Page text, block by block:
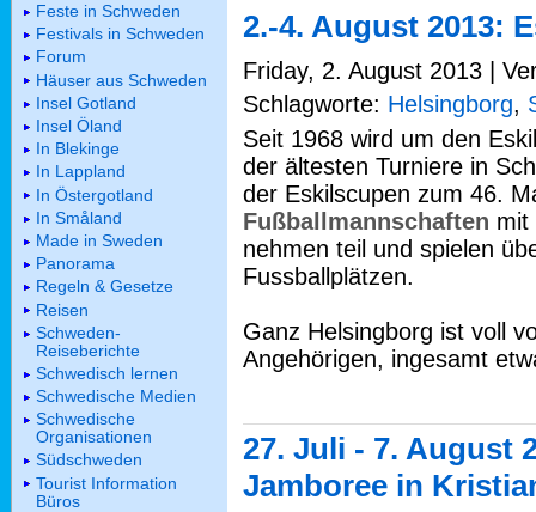
2.-4. August 2013:
Friday, 2. August 2013 |
Schlagworte: Helsingborg,
Seit 1968 wird um den
der ältesten Turniere in
der Eskilscupen zum 46.
Fußballmannschaften mit
nehmen teil und spielen
Fussballplätzen.
Ganz Helsingborg ist voll
Angehörigen, ingesamt
27. Juli - 7. August
Jamboree in
Feste in Schweden
Festivals in Schweden
Forum
Häuser aus Schweden
Insel Gotland
Insel Öland
In Blekinge
In Lappland
In Östergotland
In Småland
Made in Sweden
Panorama
Regeln & Gesetze
Reisen
Schweden-
Reiseberichte
Schwedisch lernen
Schwedische Medien
Schwedische
Organisationen
Südschweden
Tourist Information
Büros